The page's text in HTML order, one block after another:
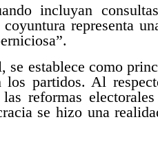
incluyan
representa
establece como
partidos. Al
reformas
se hizo una